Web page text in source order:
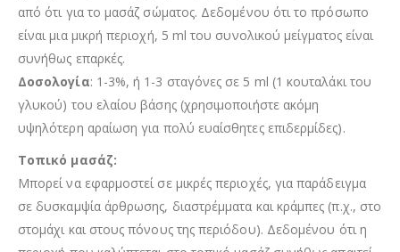
από ότι για το μασάζ σώματος. Δεδομένου ότι το πρόσωπο
είναι μια μικρή περιοχή, 5 ml του συνολικού μείγματος είναι
συνήθως επαρκές.
Δοσολογία: 1-3%, ή 1-3 σταγόνες σε 5 ml (1 κουταλάκι του
γλυκού) του ελαίου βάσης (χρησιμοποιήστε ακόμη
υψηλότερη αραίωση για πολύ ευαίσθητες επιδερμίδες).
Τοπικό μασάζ:
Μπορεί να εφαρμοστεί σε μικρές περιοχές, για παράδειγμα
σε δυσκαμψία άρθρωσης, διαστρέμματα και κράμπες (π.χ., στο
στομάχι και στους πόνους της περιόδου). Δεδομένου ότι η